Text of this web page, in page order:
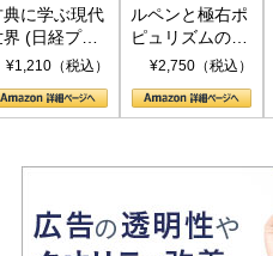
典に学ぶ現代
界 (日経プレ
アシリーズ)
¥1,210（税込）
ルペンと極右ポ
ピュリズムの時
代：〈ヤヌス〉
¥2,750（税込）